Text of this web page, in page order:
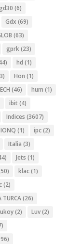
(6)
Gdx (69)
(63)
gprk(23)
hd (1)
Hon (1)
(46) hum (1)
ibit (4)
Indices (3607)
IONQ (1) ipc(2)
Italia (3)
Jets (1)
klac(1)
(2)
TURCA(26)
(2) Luv(2)